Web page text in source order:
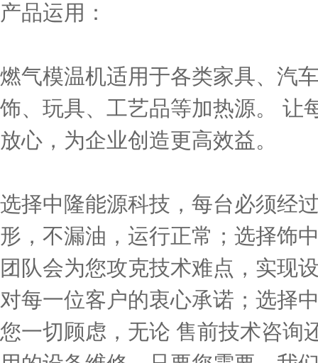
产品运用：
燃气模温机适用于各类家具、汽
饰、玩具、工艺品等加热源。 让
放心，为企业创造更高效益。
选择中隆能源科技，每台必须经
形，不漏油，运行正常；选择饰
团队会为您攻克技术难点，实现
对每一位客户的衷心承诺；选择
您一切顾虑，无论 售前技术咨询